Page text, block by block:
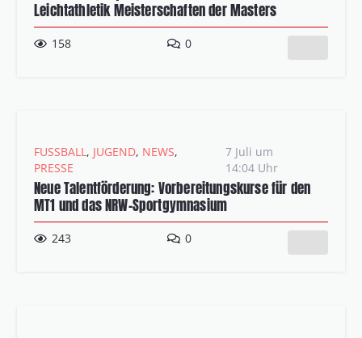
Leichtathletik Meisterschaften der Masters
158 0
FUSSBALL, JUGEND, NEWS,
PRESSE
7 Juli um
14:04 Uhr
Neue Talentförderung: Vorbereitungskurse für den
MT1 und das NRW-Sportgymnasium
243 0